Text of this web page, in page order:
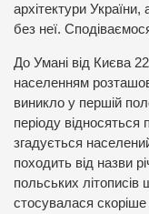
архітектури
без неї.
До Умані від Києва
населенням
виникло у першій
періоду
згадується
походить від назви
польських
стосувалася скоріше